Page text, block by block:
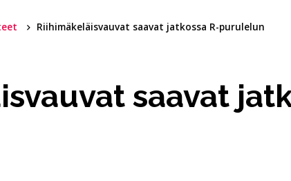
Rii­hi­mä­ke­läis­vau­vat saavat jatkossa R-purulelun
saavat